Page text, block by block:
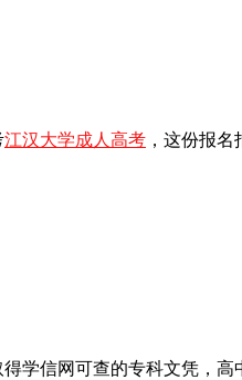
江汉大学成人高考 ，这份报
学信网可查的专科文凭，